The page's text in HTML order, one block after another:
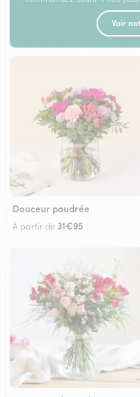
Voir
Douceur poudrée
À partir de 31€95